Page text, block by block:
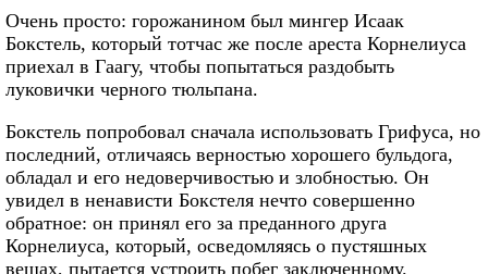
Очень просто: горожанином был мингер Исаак
Бокстель, который тотчас же после ареста Корнелиуса
приехал в Гаагу, чтобы попытаться раздобыть
луковички черного тюльпана.
Бокстель попробовал сначала использовать Грифуса, но
последний, отличаясь верностью хорошего бульдога,
обладал и его недоверчивостью и злобностью. Он
увидел в ненависти Бокстеля нечто совершенно
обратное: он принял его за преданного друга
Корнелиуса, который, осведомляясь о пустяшных
вещах, пытается устроить побег заключенному.